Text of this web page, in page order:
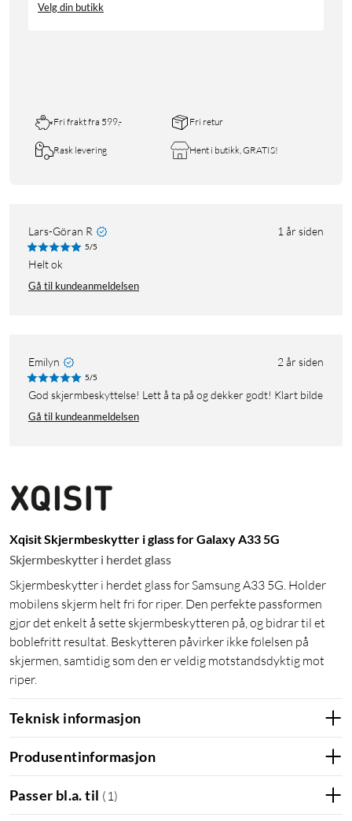
Velg din butikk
Fri frakt fra 599,- Fri retur
Rask levering Hent i butikk, GRATIS!
Lars-Göran R 1 år siden
5/5
Helt ok
Gå til kundeanmeldelsen
Emilyn 2 år siden
5/5
God skjermbeskyttelse! Lett å ta på og dekker godt! Klart bilde
Gå til kundeanmeldelsen
Xqisit Skjermbeskytter i glass for Galaxy A33 5G
Skjermbeskytter i herdet glass
Skjermbeskytter i herdet glass for Samsung A33 5G. Holder
mobilens skjerm helt fri for riper. Den perfekte passformen
gjør det enkelt å sette skjermbeskytteren på, og bidrar til et
boblefritt resultat. Beskytteren påvirker ikke følelsen på
skjermen, samtidig som den er veldig motstandsdyktig mot
riper.
Teknisk informasjon
Produsentinformasjon
Passer bl.a. til ( 1 )